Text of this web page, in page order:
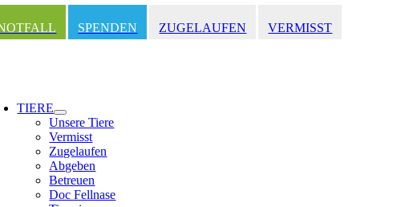
Inhalt
springen
SPENDEN ZUGELAUFEN VERMISST
TIERE
Unsere Tiere
Vermisst
Zugelaufen
Abgeben
Betreuen
Doc Fellnase